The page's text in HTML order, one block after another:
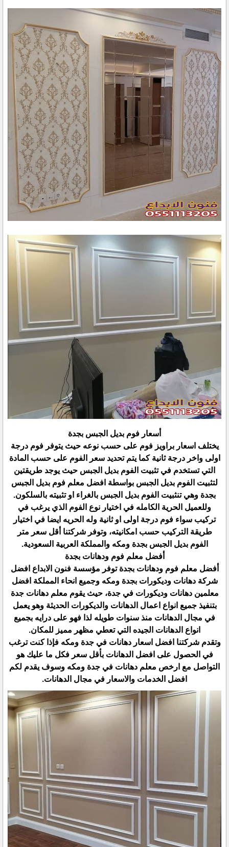
أسعار فوم بديل الجبس بجدة
يختلف اسعار براويز فوم على حسب نوعه حيث يتوفر فوم درجة
اولى واخر درجة ثانية كما يتم تحديد سعر الفوم على حسب المادة
التي تستخدم في تثبيت الفوم بديل الجبس حيث يوجد طريقتين
لتثبيت الفوم بديل الجبس بواسطة افضل معلم فوم بديل الجبس
بجدة وهي تنثبيت الفوم بديل الجبس بالغراء او تثبيته بالسلكون.
وللعميل الحرية الكامله في اختيار نوع الفوم الذي يرغب في
تركيب سواء فوم درجة اولى او ثانية وله الحريه ايضا في اختيار
طريقة التركيب حسب امكانيته، وتوفر شركتنا أقل سعر متر
الفوم بديل الجبس بجدة ومكه والمملكة العربية السعودية.
أفضل معلم فوم ودهانات بجدة
أفضل معلم فوم ودهانات بجدة توفر مؤسسة فنون الابداع افضل
شركة دهانات وديكورات بجدة ومكه وجميع انحاء المملكة افضل
معلمين دهانات وديكورات في جدة، حيث يقوم معلم دهانات جدة
بتنفيذ جميع انواع اعمال الدهانات والديكورات الحديثة وهو يعمل
في مجال الدهانات منذ سنوات طويله لذا فهو على درايه بجميع
انواع الدهانات الجيده التي تعطي مظهر مميز للمكان.
وتقدم شركتنا افضل اسعار دهانات في جدة ومكه فإذا كنت ترغب
في الحصول على افضل الدهانات بأقل سعر فكل ما عليك هو
التواصل مع ارخص معلم دهانات في جدة ومكه وسوف يقدم لكم
افضل الخدمات والاسعار في مجال الدهانات.